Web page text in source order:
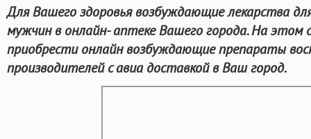
Для Вашего здоровья возбуждающие лекарства
мужчин в онлайн- аптеке Вашего города. На
приобрести онлайн возбуждающие препараты
производителей с авиа доставкой в Ваш город.